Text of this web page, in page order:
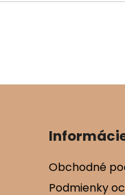
Obchodné
Podmienky